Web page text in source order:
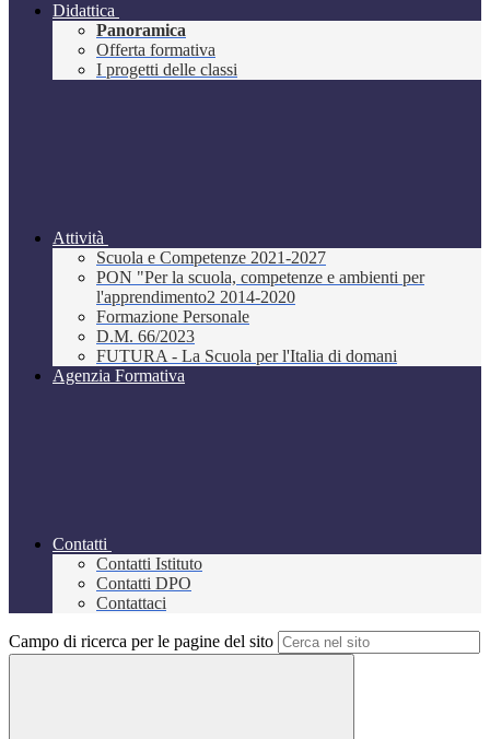
Didattica
Panoramica
Offerta formativa
I progetti delle classi
Attività
Scuola e Competenze 2021-2027
PON "Per la scuola, competenze e ambienti per
l'apprendimento2 2014-2020
Formazione Personale
D.M. 66/2023
FUTURA - La Scuola per l'Italia di domani
Agenzia Formativa
Contatti
Contatti Istituto
Contatti DPO
Contattaci
Campo di ricerca per le pagine del sito